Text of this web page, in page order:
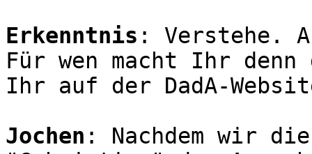
Erkenntnis : Verstehe.
Für wen macht Ihr
Ihr auf der DadA-
Jochen : Nachdem wir